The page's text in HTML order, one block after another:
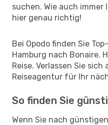
suchen. Wie auch immer
hier genau richtig!
Bei Opodo finden Sie
Hamburg nach Bonaire.
Reise. Verlassen Sie
Reiseagentur für Ihr
So finden Sie
Wenn Sie nach